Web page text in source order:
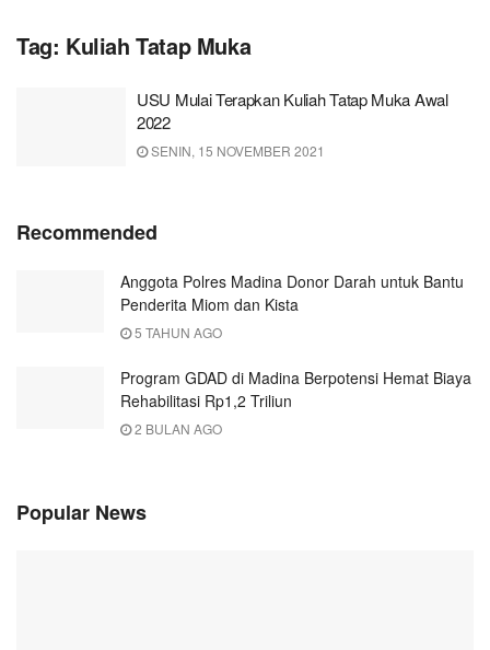
Tag: Kuliah Tatap Muka
USU Mulai Terapkan Kuliah Tatap Muka Awal
2022
SENIN, 15 NOVEMBER 2021
Recommended
Anggota Polres Madina Donor Darah untuk Bantu
Penderita Miom dan Kista
5 TAHUN AGO
Program GDAD di Madina Berpotensi Hemat Biaya
Rehabilitasi Rp1,2 Triliun
2 BULAN AGO
Popular News